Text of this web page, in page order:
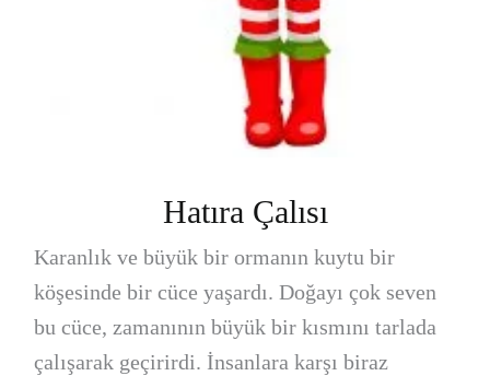
Hatıra Çalısı
Karanlık ve büyük bir ormanın kuytu bir
köşesinde bir cüce yaşardı. Doğayı çok seven
bu cüce, zamanının büyük bir kısmını tarlada
çalışarak geçirirdi. İnsanlara karşı biraz